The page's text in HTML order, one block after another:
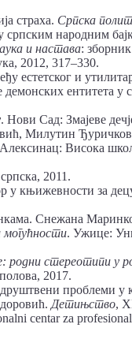
страха. Српска
народним
и настава:
2012, 317–330.
естетског и
ентитета у
. Нови Сад: Змајеве
Милутин
Висока
2011.
у књижевности за
Снежана
могућности. Ужице:
родни стереотипи у
2017.
проблеми
Детињство,
centar za